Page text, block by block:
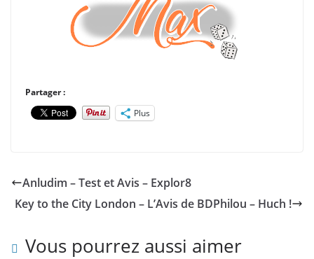
Partager :
Plus
Anludim – Test et Avis – Explor8
Key to the City London – L’Avis de BDPhilou – Huch !
Vous pourrez aussi aimer